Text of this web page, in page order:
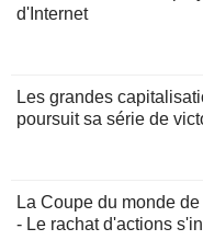
d'Internet
Les grandes
poursuit sa série de
La Coupe du monde
- Le rachat d'actions